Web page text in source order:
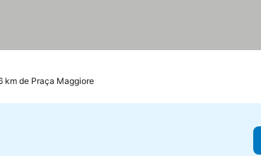
km de Praça Maggiore